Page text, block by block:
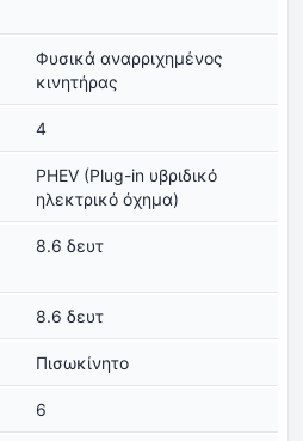
Φυσικά αναρριχημένος
κινητήρας
4
PHEV (Plug-in υβριδικό
ηλεκτρικό όχημα)
8.6 δευτ
8.6 δευτ
Πισωκίνητο
6